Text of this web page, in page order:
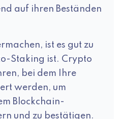
auf ihren Beständen
ist es gut zu
Staking ist. Crypto
bei dem Ihre
werden, um
Blockchain-
und zu bestätigen.